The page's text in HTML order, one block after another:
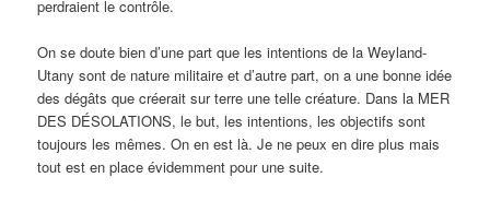
perdraient le contrôle.
On se doute bien d’une part que les intentions de la Weyland-
Utany sont de nature militaire et d’autre part, on a une bonne idée
des dégâts que créerait sur terre une telle créature. Dans la MER
DES DÉSOLATIONS, le but, les intentions, les objectifs sont
toujours les mêmes. On en est là. Je ne peux en dire plus mais
tout est en place évidemment pour une suite.